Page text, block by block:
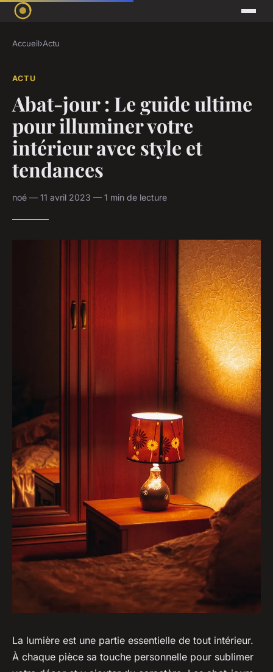
Accueil›Actu
ACTU
Abat-jour : Le guide ultime
pour illuminer votre
intérieur avec style et
tendances
noé — 11 avril 2023 — 1 min de lecture
La lumière est une partie essentielle de tout intérieur.
À chaque pièce sa touche personnelle pour sublimer